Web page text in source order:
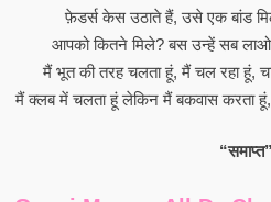
फ़ेडर्स केस उठाते हैं, उसे एक बांड
आपको कितने मिले? बस उन्हें सब
मैं भूत की तरह चलता हूं, मैं चल रहा हूं,
मैं क्लब में चलता हूं लेकिन मैं बकवास करता हूं,
“समाप्त”